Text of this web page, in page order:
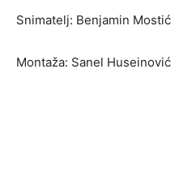
Snimatelj: Benjamin Mostić
Montaža: Sanel Huseinović